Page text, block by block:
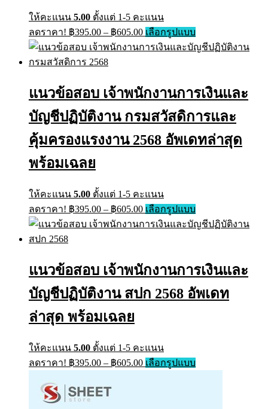
ให้คะแนน 5.00 ตั้งแต่ 1-5 คะแนน
ลดราคา! ฿395.00 – ฿605.00Price
range:
฿395.00
เลือกรูปแบบThis
product
has
options
be
chosen
on
the
แนวข้อสอบ เจ้าพนักงานการเงินและ
บัญชีปฏิบัติงาน กรมสวัสดิการและ
คุ้มครองแรงงาน 2568 อัพเดทล่าสุด
พร้อมเฉลย
ให้คะแนน 5.00 ตั้งแต่ 1-5 คะแนน
ลดราคา! ฿395.00 – ฿605.00Price
range:
฿395.00
เลือกรูปแบบThis
product
has
options
be
chosen
แนวข้อสอบ เจ้าพนักงานการเงินและ
บัญชีปฏิบัติงาน สปก 2568 อัพเดท
ล่าสุด พร้อมเฉลย
ให้คะแนน 5.00 ตั้งแต่ 1-5 คะแนน
ลดราคา! ฿395.00 – ฿605.00Price
range:
เลือกรูปแบบThis
product